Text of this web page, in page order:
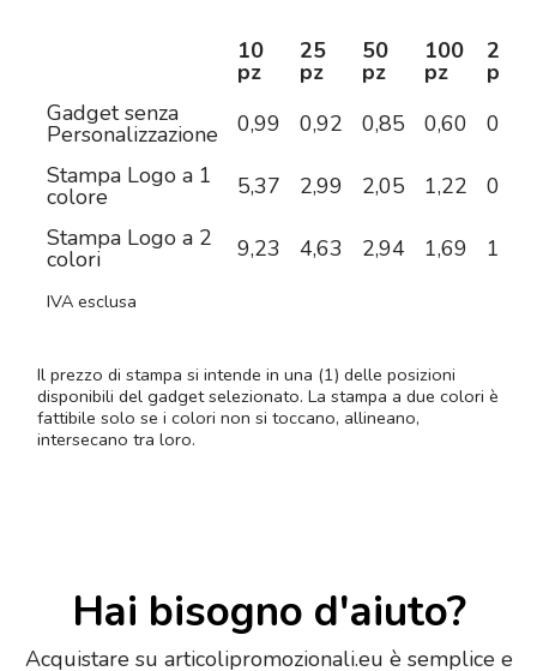
10
pz
25
pz
50
pz
100
pz
250
pz
Gadget senza
Personalizzazione 0,99 0,92 0,85 0,60
0,55
Stampa Logo a 1
colore 5,37 2,99 2,05 1,22
0,84
Stampa Logo a 2
colori 9,23 4,63 2,94 1,69 1,08
IVA esclusa
Il prezzo di stampa si intende in una (1) delle posizioni
disponibili del gadget selezionato. La stampa a due colori è
fattibile solo se i colori non si toccano, allineano,
intersecano tra loro.
Hai bisogno d'aiuto?
Acquistare su articolipromozionali.eu è semplice e